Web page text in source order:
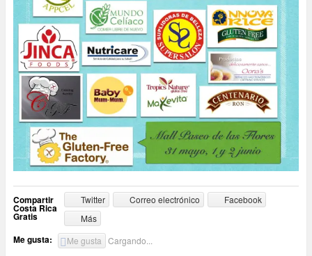
Compartir
Costa Rica
Gratis
Twitter Correo electrónico
Facebook
Más
Me gusta: Me gusta Cargando...